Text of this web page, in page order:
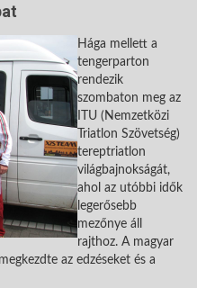
Hága mellett a
tengerparton
rendezik
szombaton meg az
ITU (Nemzetközi
Triatlon Szövetség)
tereptriatlon
világbajnokságát,
ahol az utóbbi idők
legerősebb
mezőnye áll
rajthoz. A magyar
az edzéseket és a